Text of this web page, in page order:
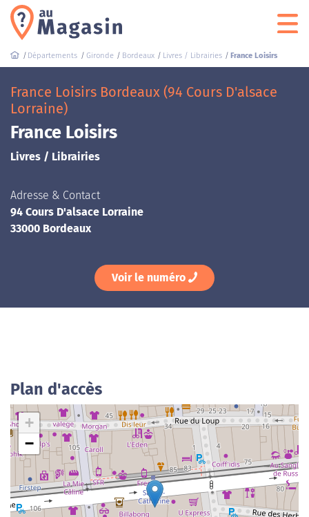
Départements Gironde Bordeaux Livres / Librairies France Loisirs
France Loisirs Bordeaux (94 Cours D'alsace
Lorraine)
France Loisirs
Livres / Librairies
Adresse & Contact
94 Cours D'alsace Lorraine
33000 Bordeaux
Voir le numéro
Plan d'accès
+
−